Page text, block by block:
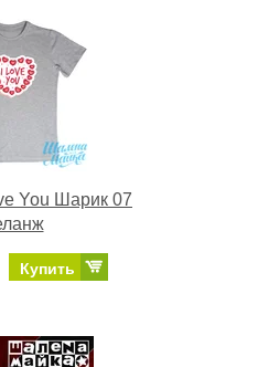
You Шарик 07
Купить